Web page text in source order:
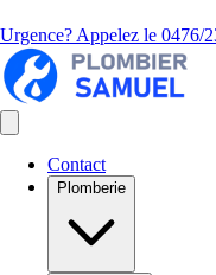
Urgence? Appelez le 0476/
Contact
Plomberie